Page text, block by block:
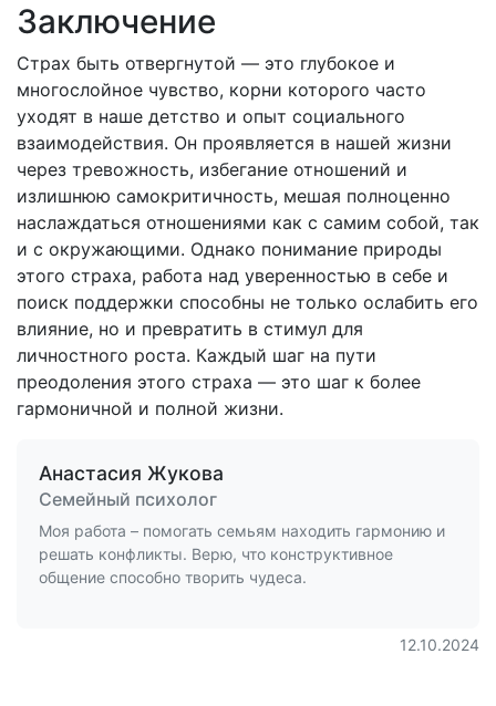
Заключение
Страх быть отвергнутой — это глубокое и
многослойное чувство, корни которого часто
уходят в наше детство и опыт социального
взаимодействия. Он проявляется в нашей жизни
через тревожность, избегание отношений и
излишнюю самокритичность, мешая полноценно
наслаждаться отношениями как с самим собой, так
и с окружающими. Однако понимание природы
этого страха, работа над уверенностью в себе и
поиск поддержки способны не только ослабить его
влияние, но и превратить в стимул для
личностного роста. Каждый шаг на пути
преодоления этого страха — это шаг к более
гармоничной и полной жизни.
Анастасия Жукова
Семейный психолог
Моя работа – помогать семьям находить гармонию и
решать конфликты. Верю, что конструктивное
общение способно творить чудеса.
12.10.2024